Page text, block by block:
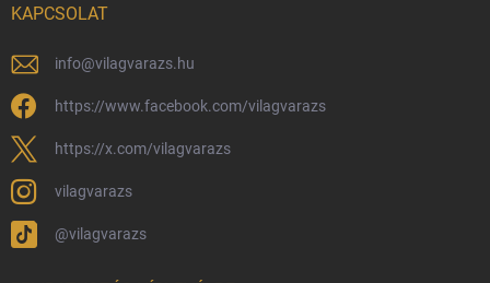
Általános Szerződési Feltételek
Adatvédelmi feltételek
Fémjelzés és nemesfém-tájékoztató
KAPCSOLAT
info@vilagvarazs.hu
https://www.facebook.com/vilagvarazs
https://x.com/vilagvarazs
vilagvarazs
@vilagvarazs